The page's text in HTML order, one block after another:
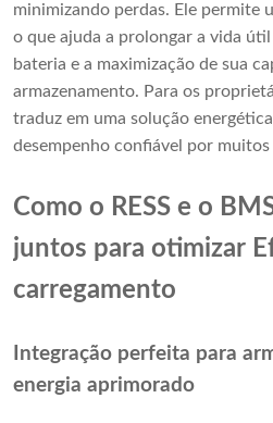
minimizando perdas. Ele permite
o que ajuda a prolongar a vida
bateria e a maximização de sua
armazenamento. Para os
traduz em uma solução
desempenho confiável por muitos
Como o RESS e o
juntos para otimizar
carregamento
Integração perfeita para
energia aprimorado